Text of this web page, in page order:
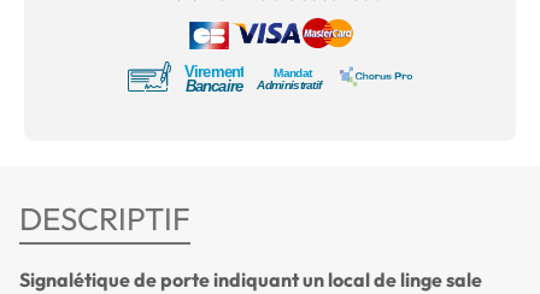
DESCRIPTIF
Signalétique de porte indiquant un local de linge sale